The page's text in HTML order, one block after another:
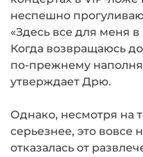
неспешно
«Здесь все для меня
Когда возвращаюсь
по-прежнему
утверждает Дрю.
Однако, несмотря на
серьезнее, это вовсе
отказалась от